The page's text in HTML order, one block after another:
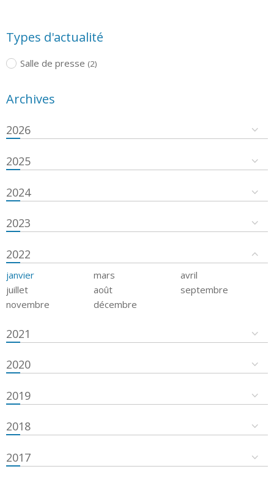
Types d'actualité
Salle de presse (2)
Archives
2026
2025
2024
2023
2022
janvier mars
avril
juillet
août
septembre
novembre
décembre
2021
2020
2019
2018
2017